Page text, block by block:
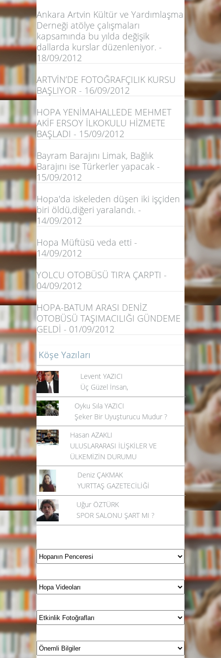
Ankara Artvin Kültür ve Yardımlaşma
Derneği atölye çalışmaları
kapsamında bu yılda değişik
dallarda kurslar düzenleniyor. -
18/09/2012
ARTVİN’DE FOTOĞRAFÇILIK KURSU
BAŞLIYOR - 16/09/2012
HOPA YENİMAHALLEDE MEHMET
AKİF ERSOY İLKOKULU HİZMETE
BAŞLADI - 15/09/2012
Bayram Barajını Limak, Bağlık
Barajını ise Türkerler yapacak -
15/09/2012
Hopa'da iskeleden düşen iki işçiden
biri öldü,diğeri yaralandı. -
14/09/2012
Hopa Müftüsü veda etti -
14/09/2012
YOLCU OTOBÜSÜ TIR'A ÇARPTI -
04/09/2012
HOPA-BATUM ARASI DENİZ
OTOBÜSÜ TAŞIMACILIĞI GÜNDEME
GELDİ - 01/09/2012
Köşe Yazıları
Levent YAZICI
Üç Güzel İnsan,
Oyku Sıla YAZICI
Şeker Bir Uyuşturucu Mudur ?
Hasan AZAKLI
ULUSLARARASI İLİŞKİLER VE
ÜLKEMİZİN DURUMU
Deniz ÇAKMAK
YURTTAŞ GAZETECİLİĞİ
Uğur ÖZTÜRK
SPOR SALONU ŞART MI ?